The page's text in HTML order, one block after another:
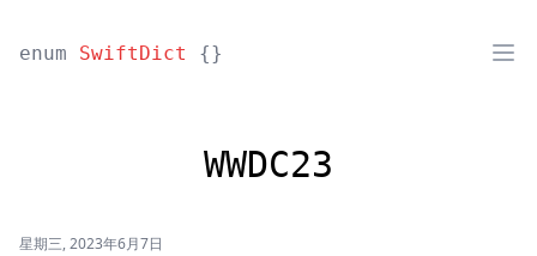
enum SwiftDict {}
WWDC23
星期三, 2023年6月7日